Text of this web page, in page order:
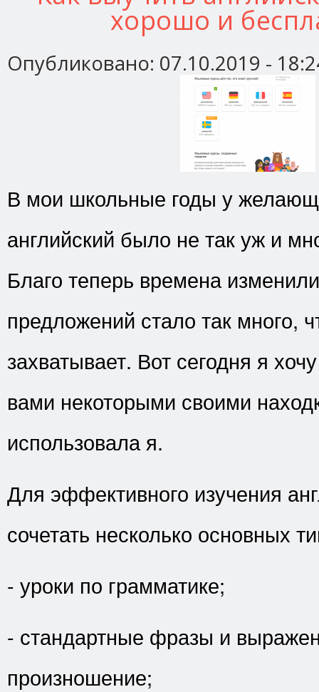
хорошо и
Опубликовано: 07.10.2019 -
В мои школьные годы у
английский было не так уж и
Благо теперь времена
предложений стало так много,
захватывает. Вот сегодня я
вами некоторыми своими
использовала я.
Для эффективного изучения
сочетать несколько основных
- уроки по грамматике;
- стандартные фразы и
произношение;